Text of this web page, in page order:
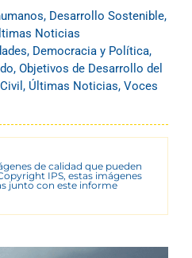
, Desarrollo Sostenible,
Noticias
, Democracia y Política,
, Objetivos de Desarrollo del
, Últimas Noticias, Voces
de calidad que pueden
IPS, estas imágenes
junto con este informe